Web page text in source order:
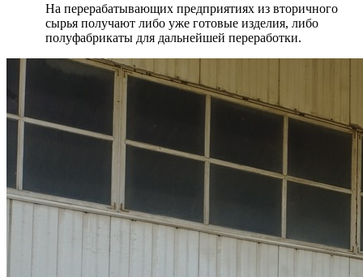
На перерабатывающих предприятиях из вторичного
сырья получают либо уже готовые изделия, либо
полуфабрикаты для дальнейшей переработки.